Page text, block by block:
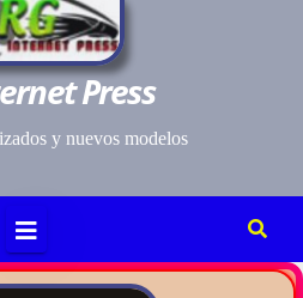
Press
y nuevos modelos